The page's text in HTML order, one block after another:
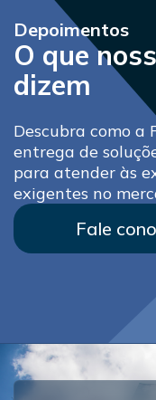
Depoimentos
O que
dizem
Descubra como a
entrega de
para atender às
exigentes no
Fale